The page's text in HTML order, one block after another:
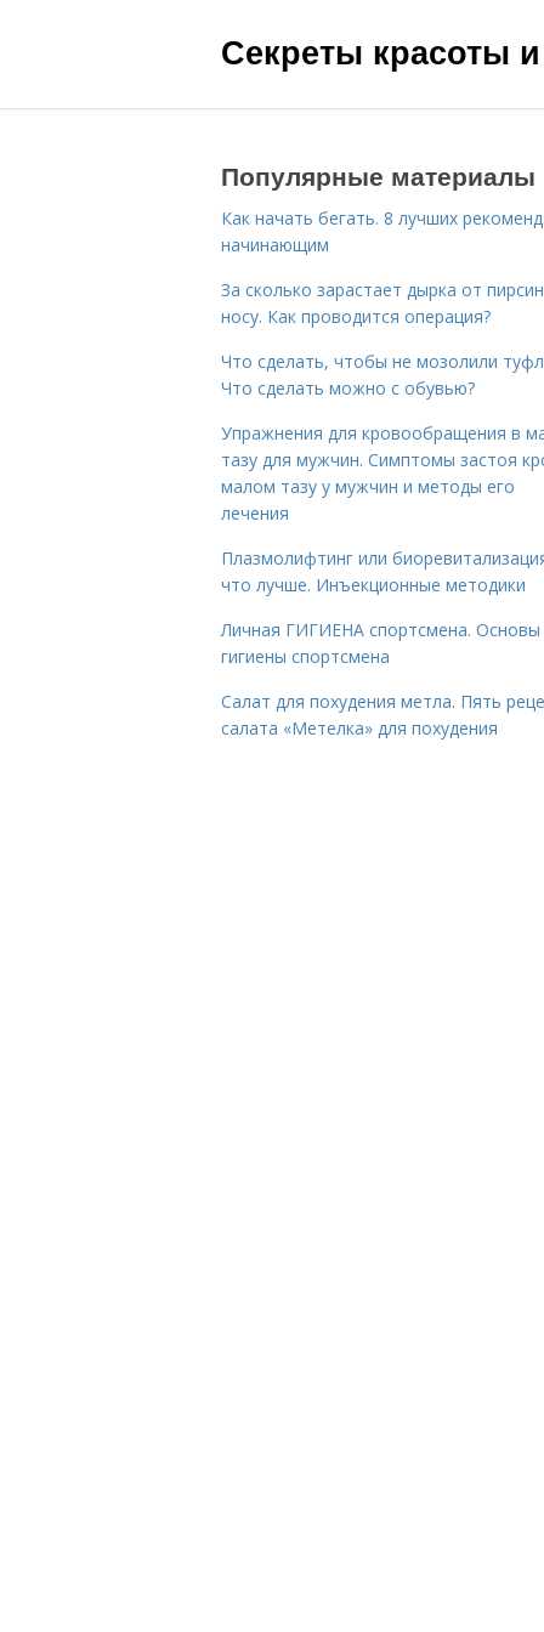
Секреты красоты
Популярные материалы
Как начать бегать. 8 лучших
начинающим
За сколько зарастает дырка от
носу. Как проводится операция?
Что сделать, чтобы не мозолили
Что сделать можно с обувью?
Упражнения для кровообращения в
тазу для мужчин. Симптомы застоя
малом тазу у мужчин и методы его
лечения
Плазмолифтинг или
что лучше. Инъекционные методики
Личная ГИГИЕНА спортсмена. Основы
гигиены спортсмена
Салат для похудения метла. Пять
салата «Метелка» для похудения